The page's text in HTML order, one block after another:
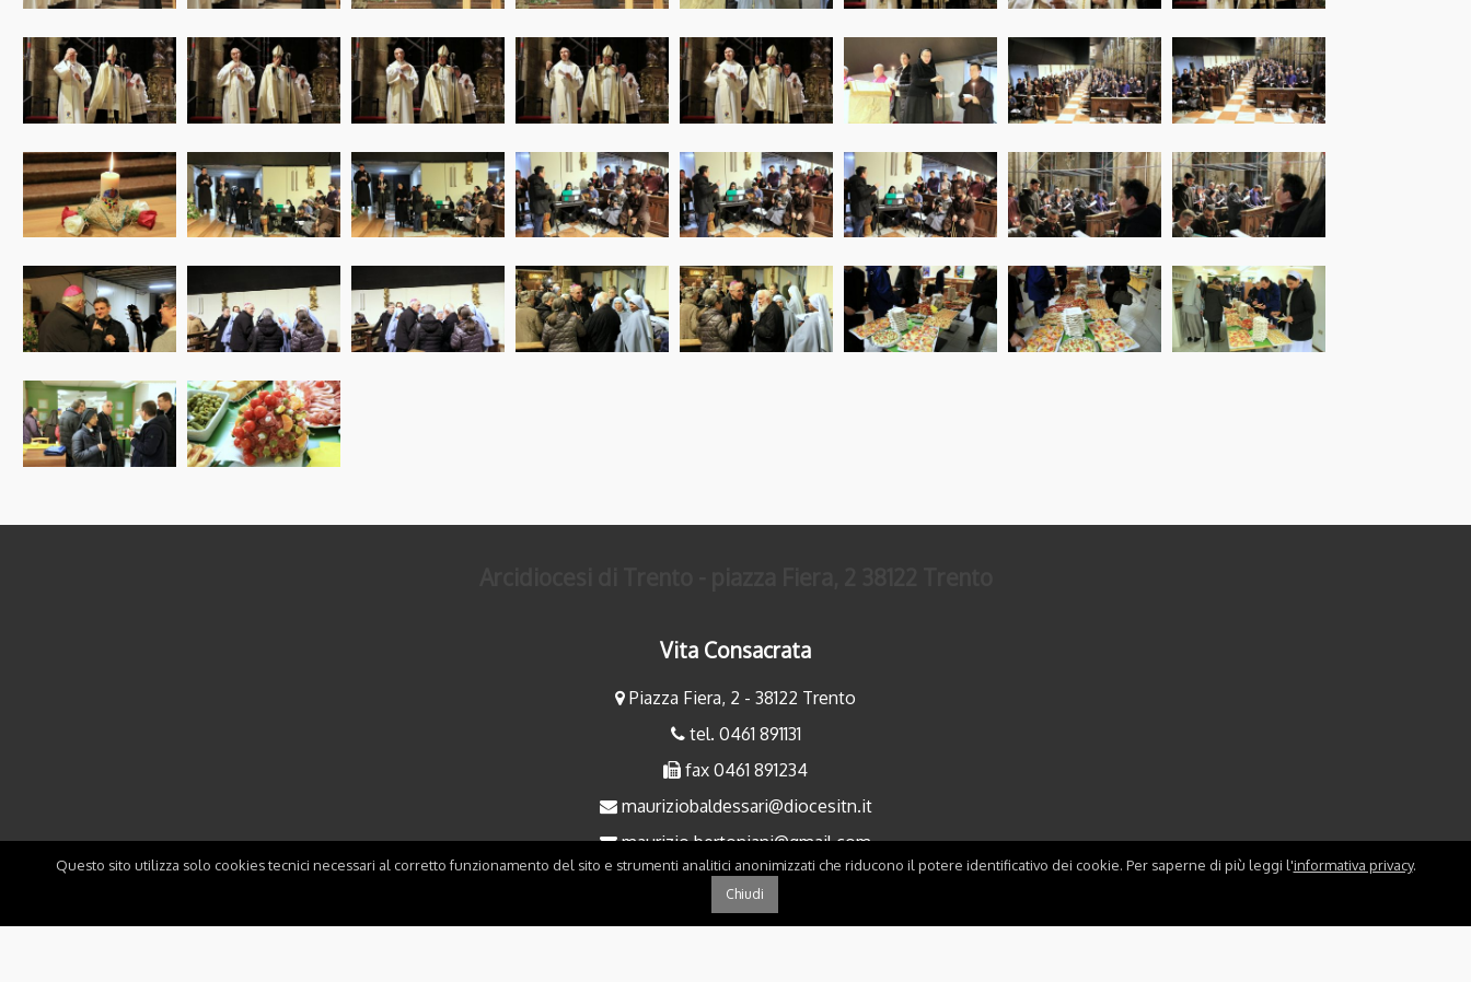
Vita Consacrata
Piazza Fiera, 2 - 38122 Trento
tel. 0461 891131
fax 0461 891234
mauriziobaldessari@diocesitn.it
maurizio.bertoniani@gmail.com
Questo sito utilizza solo cookies tecnici necessari al corretto funzionamento del sito e strumenti analitici anonimizzati che riducono il potere identificativo dei cookie. Per saperne di più leggi l'informativa privacy.
Chiudi